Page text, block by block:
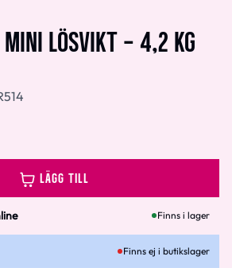
LÖSVIKT - 4,2 KG
LÄGG TILL
Finns i lager
Finns ej i butikslager